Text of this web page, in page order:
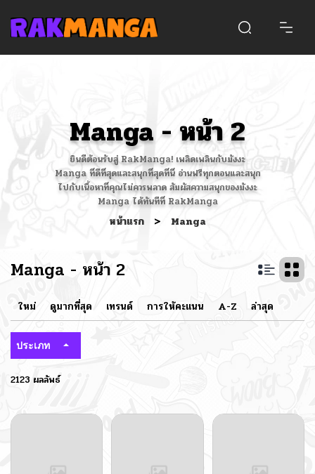
Manga - หน้า 2
ยินดีต้อนรับสู่ RakManga! เพลิดเพลินกับมังงะ
Manga ที่ดีที่สุดและสนุกที่สุดที่นี่ อ่านฟรีทุกตอนและสนุก
ไปกับเนื้อหาที่คุณไม่ควรพลาด สัมผัสความสนุกของมังงะ
Manga ได้ทันทีที่ RakManga
หน้าแรก > Manga
Manga - หน้า 2
ใหม่ ดูมากที่สุด เทรนด์ การให้คะแนน A-Z ล่าสุด
ประเภท
2123 ผลลัพธ์